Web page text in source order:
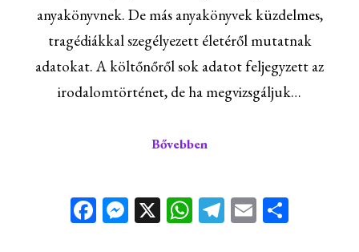
anyakönyvnek. De más anyakönyvek küzdelmes,
tragédiákkal szegélyezett életéről mutatnak
adatokat. A költőnőről sok adatot feljegyzett az
irodalomtörténet, de ha megvizsgáljuk…
Bővebben
Facebook
Messenger
X WhatsApp
Telegram
Email